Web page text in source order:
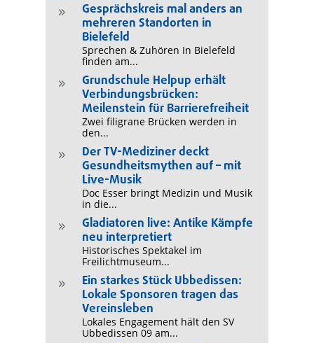
9
Gesprächskreis mal anders an
mehreren Standorten in
Bielefeld
Sprechen & Zuhören In Bielefeld
finden am...
9
Grundschule Helpup erhält
Verbindungsbrücken:
Meilenstein für Barrierefreiheit
Zwei filigrane Brücken werden in
den...
9
Der TV-Mediziner deckt
Gesundheitsmythen auf – mit
Live-Musik
Doc Esser bringt Medizin und Musik
in die...
9
Gladiatoren live: Antike Kämpfe
neu interpretiert
Historisches Spektakel im
Freilichtmuseum...
9
Ein starkes Stück Ubbedissen:
Lokale Sponsoren tragen das
Vereinsleben
Lokales Engagement hält den SV
Ubbedissen 09 am...